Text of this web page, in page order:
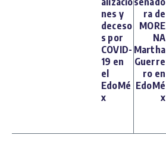
nes y
deceso
s por
COVID-
19 en
el
EdoMé
x
ra de
MORE
NA
Martha
Guerre
ro en
EdoMé
x